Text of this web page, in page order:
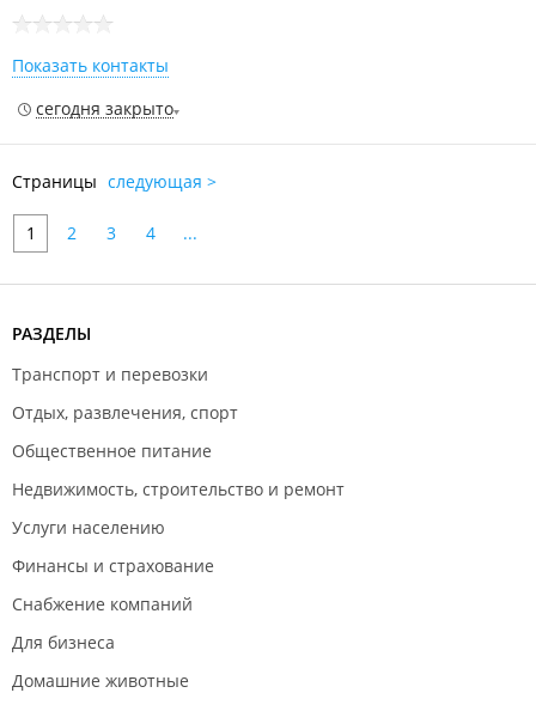
Показать контакты
сегодня закрыто
Страницы следующая >
1 2 3 4 ...
РАЗДЕЛЫ
Транспорт и перевозки
Отдых, развлечения, спорт
Общественное питание
Недвижимость, строительство и ремонт
Услуги населению
Финансы и страхование
Снабжение компаний
Для бизнеса
Домашние животные